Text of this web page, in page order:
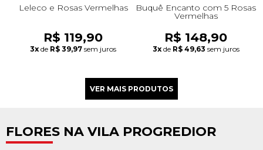
Leleco e Rosas Vermelhas
R$ 119,90
3x de R$ 39,97 sem juros
Buquê Encanto com 5 Rosas
Vermelhas
R$ 148,90
3x de R$ 49,63 sem juros
FLORES NA VILA PROGREDIOR